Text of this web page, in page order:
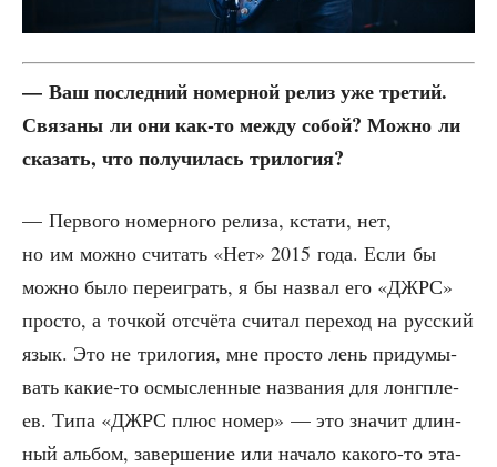
— Ваш послед­ний номер­ной релиз уже тре­тий.
Свя­за­ны ли они как-то меж­ду собой? Мож­но ли
ска­зать, что полу­чи­лась трилогия?
— Пер­во­го номер­но­го рели­за, кста­ти, нет,
но им мож­но счи­тать «Нет» 2015 года. Если бы
мож­но было пере­иг­рать, я бы назвал его «ДЖРС»
про­сто, а точ­кой отсчё­та счи­тал пере­ход на рус­ский
язык. Это не три­ло­гия, мне про­сто лень при­ду­мы­
вать какие-то осмыс­лен­ные назва­ния для лонг­пле­
ев. Типа «ДЖРС плюс номер» — это зна­чит длин­
ный аль­бом, завер­ше­ние или нача­ло како­го-то эта­